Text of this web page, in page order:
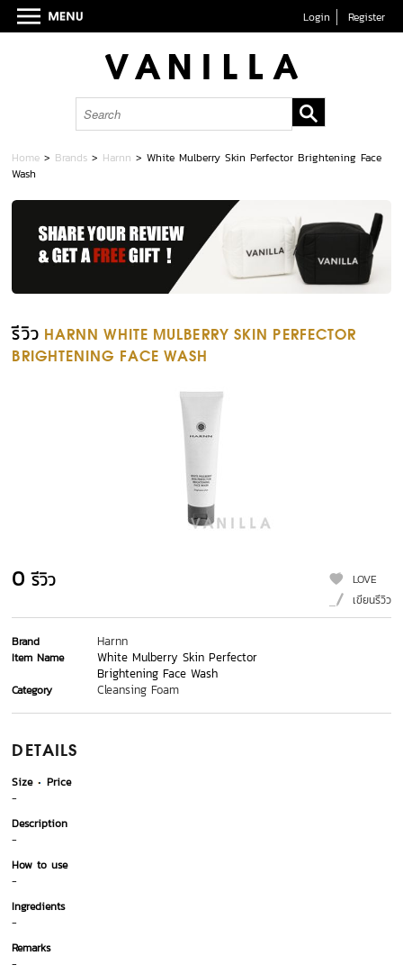
Login Register
Home > Brands > Harnn >White Mulberry Skin Perfector Brightening Face
Wash
รีวิว HARNN WHITE MULBERRY SKIN PERFECTOR
BRIGHTENING FACE WASH
0 รีวิว
LOVE
เขียนรีวิว
Brand Harnn
Item Name
White Mulberry Skin Perfector
Brightening Face Wash
Category Cleansing Foam
DETAILS
Size
Price
-
Description
-
How to use
-
Ingredients
-
Remarks
-